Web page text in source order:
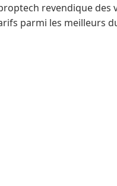
revendique des
parmi les meilleurs